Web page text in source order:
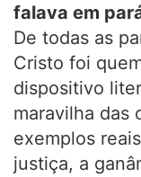
falava em
De todas as
Cristo foi
dispositivo
maravilha das
exemplos
justiça, a